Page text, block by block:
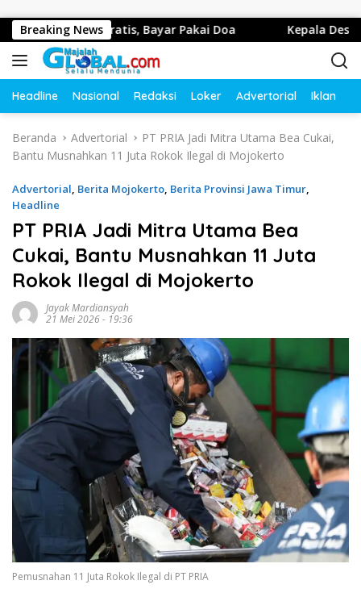
Breaking News
Gratis, Bayar Pakai Doa Kepala Desa Menanggal,
Headline Nasional Redaksi Loker Advertorial Iklan
Beranda Advertorial
PT PRIA Jadi Mitra Utama Bea Cukai,
Bantu Musnahkan 11 Juta Rokok Ilegal di Mojokerto
Advertorial, Berita Mojokerto, Berita Provinsi Jawa Timur,
Headline
PT PRIA Jadi Mitra Utama Bea
Cukai, Bantu Musnahkan 11 Juta
Rokok Ilegal di Mojokerto
Jayak Mardiansyah
21 Mei 2026 - 19:36
Pemusnahan 11 Juta Rokok Ilegal di PT PRIA